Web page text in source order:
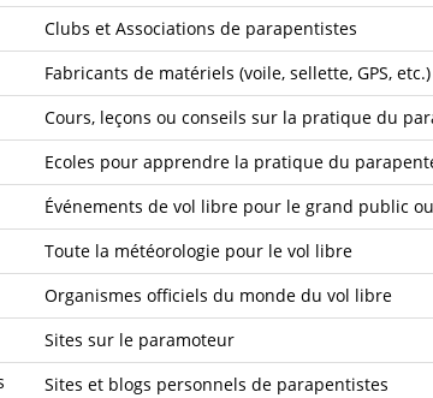
Clubs et Associations de parapentistes
Fabricants de matériels (voile, sellette, GPS, etc.)
Cours, leçons ou conseils sur la pratique du
Ecoles pour apprendre la pratique du
Événements de vol libre pour le grand public
Toute la météorologie pour le vol libre
Organismes officiels du monde du vol libre
Sites sur le paramoteur
Sites et blogs personnels de parapentistes